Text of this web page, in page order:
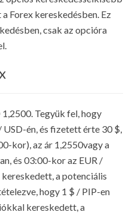
Forex kereskedésben. Ez
csak az opcióra
Tegyük fel, hogy
én, és fizetett érte 30 $,
kor), az ár 1,2550vagy a
és 03:00-kor az EUR /
kereskedett, a potenciális
hogy 1 $ / PIP-en
kereskedett, a